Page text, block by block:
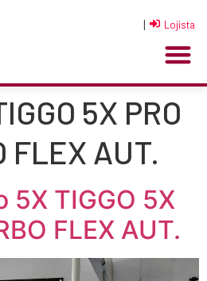
| Lojista
5X PRO
FLEX AUT.
5X TIGGO 5X
FLEX AUT.